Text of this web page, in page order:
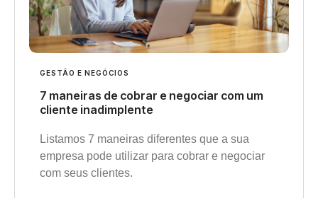
GESTÃO E NEGÓCIOS
7 maneiras de cobrar e negociar com um
cliente inadimplente
Listamos 7 maneiras diferentes que a sua
empresa pode utilizar para cobrar e negociar
com seus clientes.